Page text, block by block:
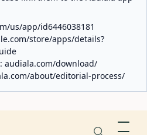
us/app/id6446038181
store/apps/details?
audiala.com/download/
about/editorial-process/